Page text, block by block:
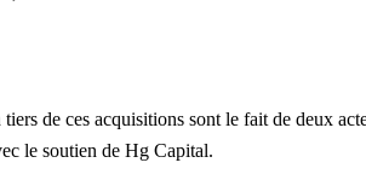
tiers de ces acquisitions sont le fait de deux
le soutien de Hg Capital.